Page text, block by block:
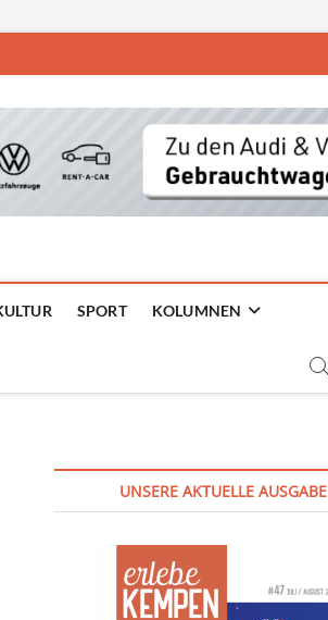
SPORT KOLUMNEN
UNSERE AKTUELLE AUSGABE